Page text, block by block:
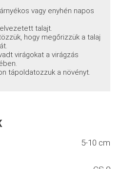
vagy enyhén napos
talajt.
hogy megőrizzük a talaj
virágokat a virágzás
tápoldatozzuk a növényt.
5-10 cm